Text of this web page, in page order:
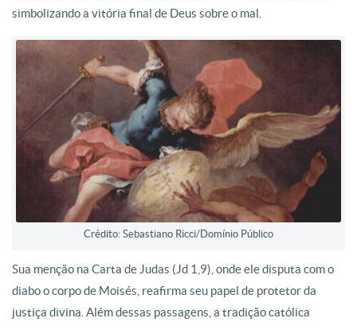
simbolizando a vitória final de Deus sobre o mal.
Crédito: Sebastiano Ricci/Domínio Público
Sua menção na Carta de Judas (Jd 1,9), onde ele disputa com o
diabo o corpo de Moisés, reafirma seu papel de protetor da
justiça divina. Além dessas passagens, a tradição católica